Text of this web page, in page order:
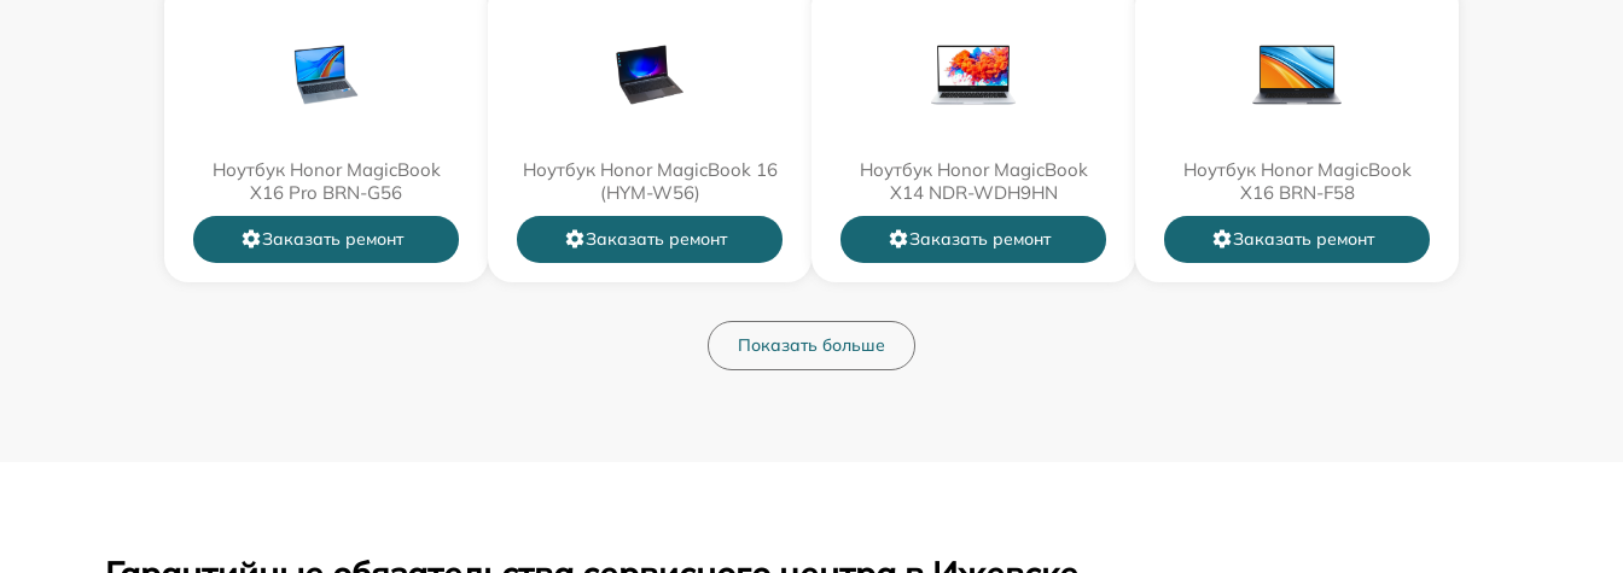
Ноутбук Honor MagicBook
X16 Pro BRN-G56
Заказать ремонт
Ноутбук Honor MagicBook 16
(HYM-W56)
Заказать ремонт
Ноутбук Honor MagicBook
X14 NDR-WDH9HN
Заказать ремонт
Ноутбук Honor MagicBook
X16 BRN-F58
Заказать ремонт
Показать больше